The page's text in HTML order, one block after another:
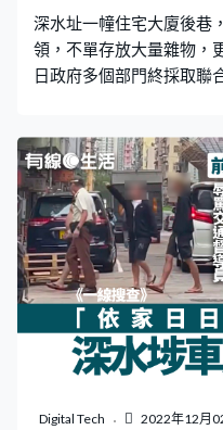
好亂，以前呢度好多竹堆
深水址一幢住宅大廈後巷
領，不單存放大量雜物，
日政府多個部門終採取聯
圍由後樓梯伸延整條後巷
口，有如「私竇」。大廈
《一線搜查》表示，連月
區」依然存在，擔心一旦
景，詳看： 一線搜查｜
出入口 法團嘆求助無人
拆非法棚架和雜物 日前
環署、消防處、深水埗民
合到場清拆，其間有多名
人員則回應，早已於該處
Digital Tech 2022年12月